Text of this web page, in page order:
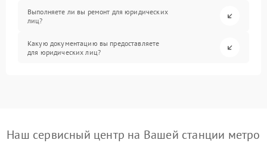
Выполняете ли вы ремонт для юридических
лиц?
Какую документацию вы предоставляете
для юридических лиц?
Наш сервисный центр на Вашей станции метро